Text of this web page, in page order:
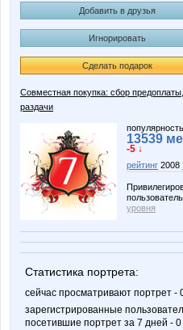
Добавить в друзья
Игнорировать
Сделать подарок
Совместная покупка: сбор предоплаты,
раздачи
13539
-5 ↓
рейтинг 2008
пользователь
уровня
Статистика портрета:
сейчас просматривают портрет -
зарегистрированные
посетившие портрет за 7 дней - 0